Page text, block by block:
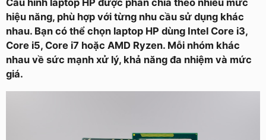
Cấu hình laptop HP được phân chia theo nhiều mức
hiệu năng, phù hợp với từng nhu cầu sử dụng khác
nhau. Bạn có thể chọn laptop HP dùng Intel Core i3,
Core i5, Core i7 hoặc AMD Ryzen. Mỗi nhóm khác
nhau về sức mạnh xử lý, khả năng đa nhiệm và mức
giá.